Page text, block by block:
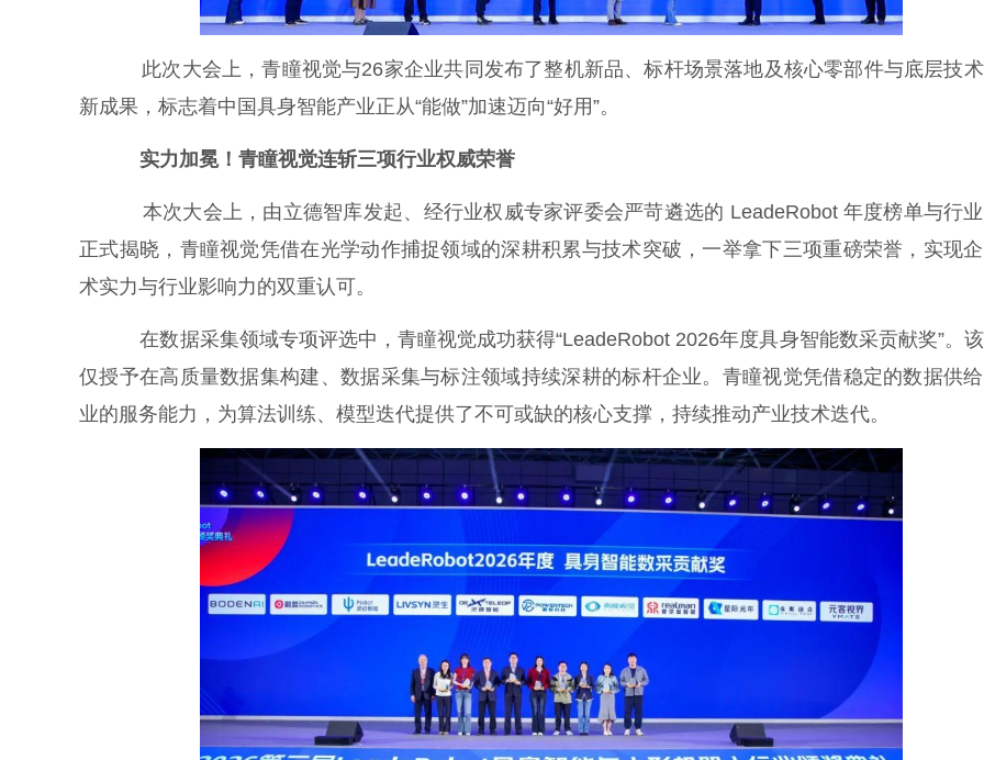
此次大会上，青瞳视觉与26家企业共同发布了整机新品、标杆场景落地及核心零部件与底层技
新成果，标志着中国具身智能产业正从“能做”加速迈向“好用”。
实力加冕！青瞳视觉连斩三项行业权威荣誉
本次大会上，由立德智库发起、经行业权威专家评委会严苛遴选的 LeadeRobot 年度榜单与行
正式揭晓，青瞳视觉凭借在光学动作捕捉领域的深耕积累与技术突破，一举拿下三项重磅荣誉，实现
术实力与行业影响力的双重认可。
在数据采集领域专项评选中，青瞳视觉成功获得“LeadeRobot 2026年度具身智能数采贡献奖”。
仅授予在高质量数据集构建、数据采集与标注领域持续深耕的标杆企业。青瞳视觉凭借稳定的数据供
业的服务能力，为算法训练、模型迭代提供了不可或缺的核心支撑，持续推动产业技术迭代。